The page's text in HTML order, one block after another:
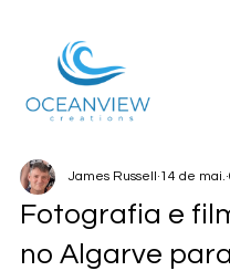
Fotografia e
no Algarve
James Russell 14 de mai.